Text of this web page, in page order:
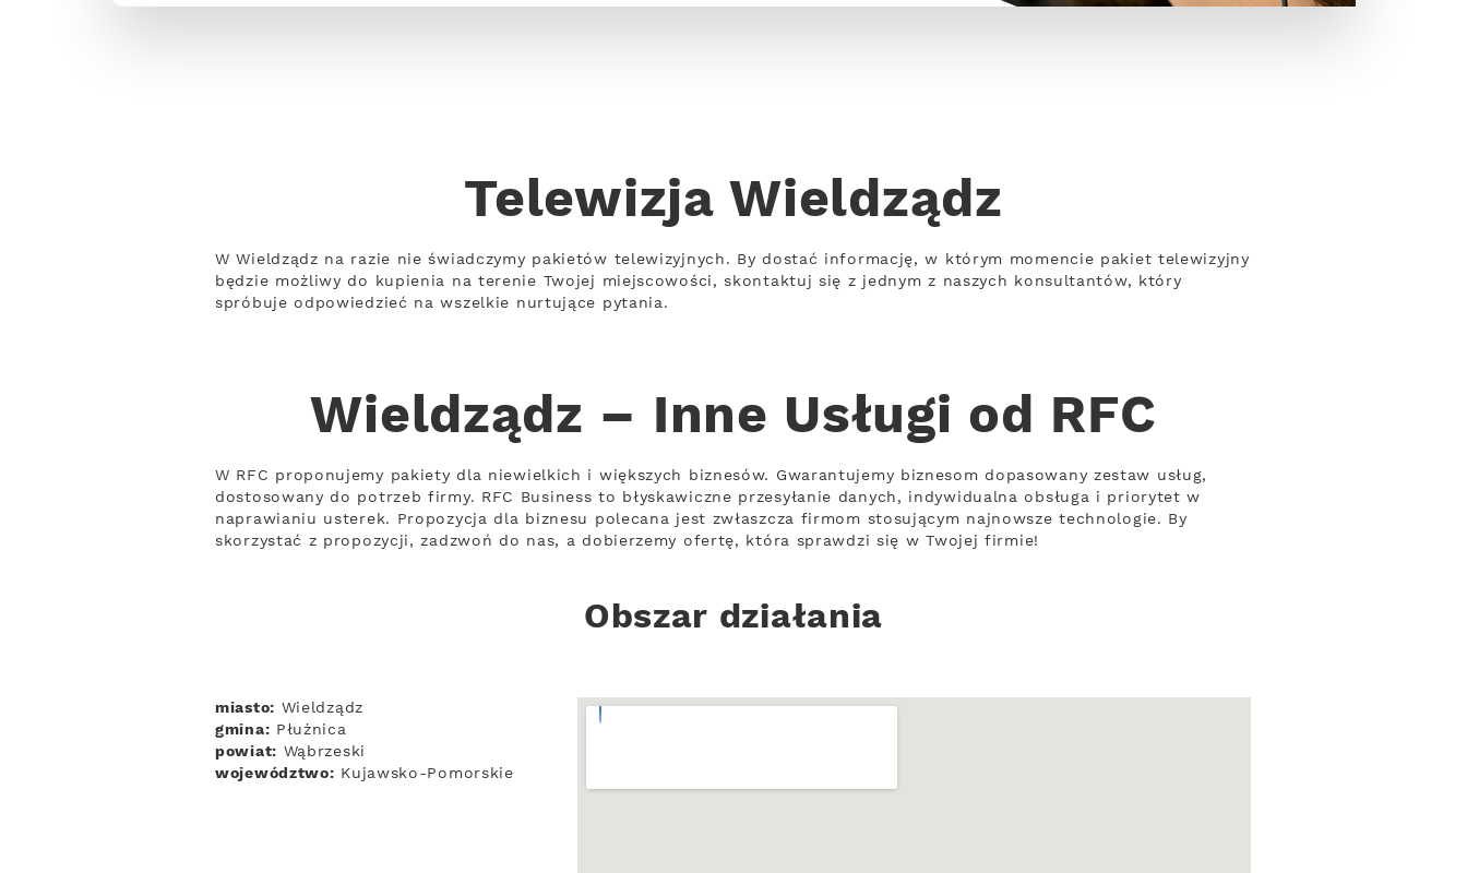
Telewizja Wieldządz
W Wieldządz na razie nie świadczymy pakietów telewizyjnych. By dostać informację, w którym momencie pakiet telewizyjny
będzie możliwy do kupienia na terenie Twojej miejscowości, skontaktuj się z jednym z naszych konsultantów, który
spróbuje odpowiedzieć na wszelkie nurtujące pytania.
Wieldządz – Inne Usługi od RFC
W RFC proponujemy pakiety dla niewielkich i większych biznesów. Gwarantujemy biznesom dopasowany zestaw usług,
dostosowany do potrzeb firmy. RFC Business to błyskawiczne przesyłanie danych, indywidualna obsługa i priorytet w
naprawianiu usterek. Propozycja dla biznesu polecana jest zwłaszcza firmom stosującym najnowsze technologie. By
skorzystać z propozycji, zadzwoń do nas, a dobierzemy ofertę, która sprawdzi się w Twojej firmie!
Obszar działania
miasto: Wieldządz
gmina: Płużnica
powiat: Wąbrzeski
województwo: Kujawsko-Pomorskie